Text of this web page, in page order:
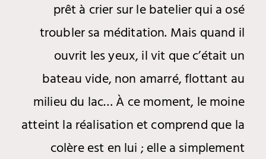
prêt à crier sur le batelier qui a osé
troubler sa méditation. Mais quand il
ouvrit les yeux, il vit que c’était un
bateau vide, non amarré, flottant au
milieu du lac… À ce moment, le moine
atteint la réalisation et comprend que la
colère est en lui ; elle a simplement